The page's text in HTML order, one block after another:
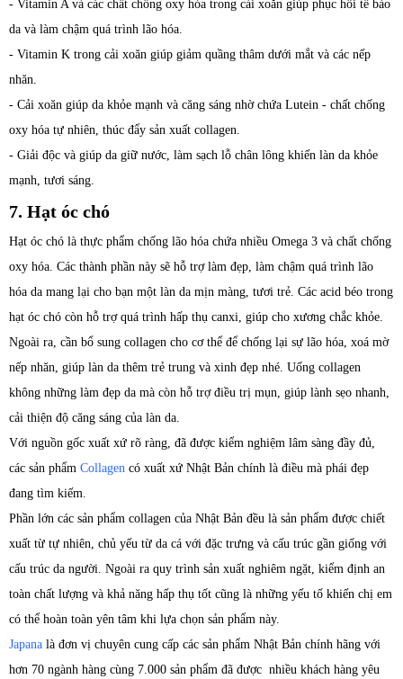
- Vitamin A và các chất chống oxy hóa trong cải xoăn giúp phục hồi tế bào
da và làm chậm quá trình lão hóa.
- Vitamin K trong cải xoăn giúp giảm quầng thâm dưới mắt và các nếp
nhăn.
- Cải xoăn giúp da khỏe mạnh và căng sáng nhờ chứa Lutein - chất chống
oxy hóa tự nhiên, thúc đẩy sản xuất collagen.
- Giải độc và giúp da giữ nước, làm sạch lỗ chân lông khiến làn da khỏe
mạnh, tươi sáng.
7. Hạt óc chó
Hạt óc chó là thực phẩm chống lão hóa chứa nhiều Omega 3 và chất chống
oxy hóa. Các thành phần này sẽ hỗ trợ làm đẹp, làm chậm quá trình lão
hóa da mang lại cho bạn một làn da mịn màng, tươi trẻ. Các acid béo trong
hạt óc chó còn hỗ trợ quá trình hấp thụ canxi, giúp cho xương chắc khỏe.
Ngoài ra, cần bổ sung collagen cho cơ thể để chống lại sự lão hóa, xoá mờ
nếp nhăn, giúp làn da thêm trẻ trung và xinh đẹp nhé. Uống collagen
không những làm đẹp da mà còn hỗ trợ điều trị mụn, giúp lành sẹo nhanh,
cải thiện độ căng sáng của làn da.
Với nguồn gốc xuất xứ rõ ràng, đã được kiểm nghiệm lâm sàng đầy đủ,
các sản phẩm Collagen có xuất xứ Nhật Bản chính là điều mà phái đẹp
đang tìm kiếm.
Phần lớn các sản phẩm collagen của Nhật Bản đều là sản phẩm được chiết
xuất từ tự nhiên, chủ yếu từ da cá với đặc trưng và cấu trúc gần giống với
cấu trúc da người. Ngoài ra quy trình sản xuất nghiêm ngặt, kiểm định an
toàn chất lượng và khả năng hấp thụ tốt cũng là những yếu tố khiến chị em
có thể hoàn toàn yên tâm khi lựa chọn sản phẩm này.
Japana là đơn vị chuyên cung cấp các sản phẩm Nhật Bản chính hãng với
hơn 70 ngành hàng cùng 7.000 sản phẩm đã được nhiều khách hàng yêu